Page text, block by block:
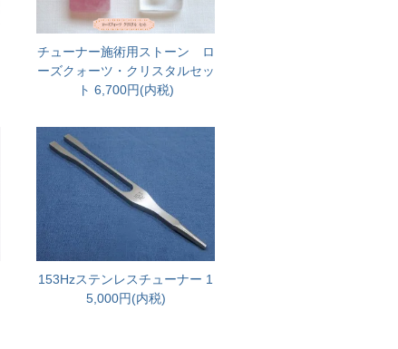
チューナー施術用ストーン ロ
ーズクォーツ・クリスタルセッ
ト 6,700円(内税)
153Hzステンレスチューナー 1
5,000円(内税)